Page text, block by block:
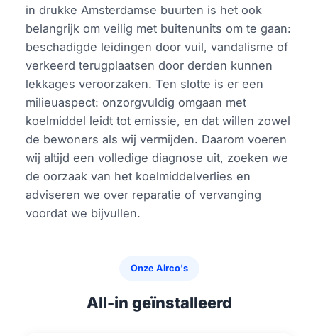
in drukke Amsterdamse buurten is het ook
belangrijk om veilig met buitenunits om te gaan:
beschadigde leidingen door vuil, vandalisme of
verkeerd terugplaatsen door derden kunnen
lekkages veroorzaken. Ten slotte is er een
milieuaspect: onzorgvuldig omgaan met
koelmiddel leidt tot emissie, en dat willen zowel
de bewoners als wij vermijden. Daarom voeren
wij altijd een volledige diagnose uit, zoeken we
de oorzaak van het koelmiddelverlies en
adviseren we over reparatie of vervanging
voordat we bijvullen.
Onze Airco's
All-in geïnstalleerd